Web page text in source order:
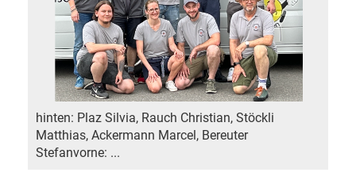
hinten: Plaz Silvia, Rauch Christian, Stöckli
Matthias, Ackermann Marcel, Bereuter
Stefanvorne: ...